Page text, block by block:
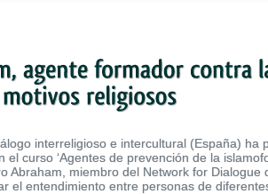
interreligioso e intercultural (España) ha
el curso ‘Agentes de prevención de la
Abraham, miembro del Network for Dialogue
el entendimiento entre personas de